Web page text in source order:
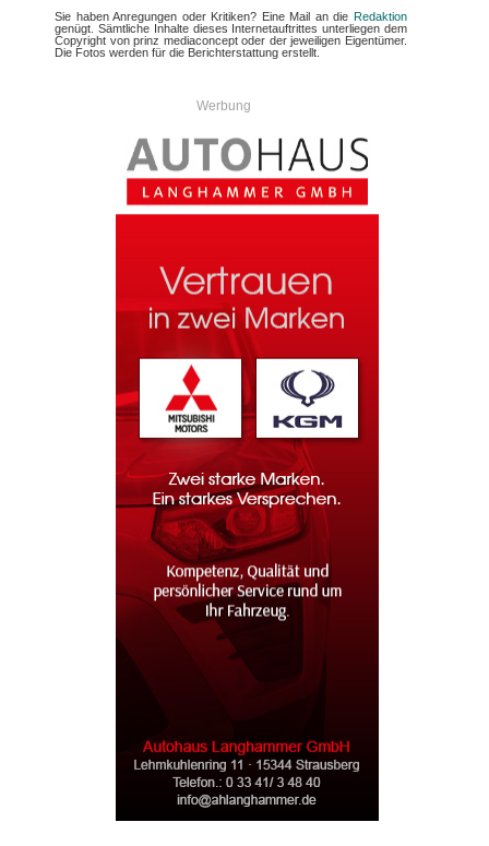
Sie haben Anregungen oder Kritiken? Eine Mail an die Redaktion
genügt. Sämtliche Inhalte dieses Internetauftrittes unterliegen dem
Copyright von prinz mediaconcept oder der jeweiligen Eigentümer.
Die Fotos werden für die Berichterstattung erstellt.
Werbung